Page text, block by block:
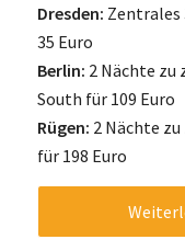
Dresden: Zentrales
35 Euro
Berlin: 2 Nächte
South für 109 Euro
Rügen: 2 Nächte
für 198 Euro